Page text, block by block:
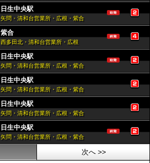
日生中央駅
矢問・清和台営業所・広根・紫合
紫合
西多田北・清和台営業所・広根
日生中央駅
矢問・清和台営業所・広根・紫合
日生中央駅
矢問・清和台営業所・広根・紫合
日生中央駅
矢問・清和台営業所・広根・紫合
日生中央駅
矢問・清和台営業所・広根・紫合
次へ >>